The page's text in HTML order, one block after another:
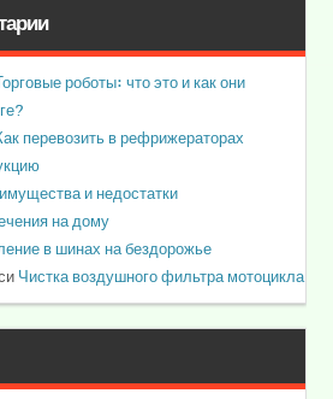
роботы: что это и как они
перевозить в рефрижераторах
и недостатки
на дому
в шинах на бездорожье
Чистка воздушного фильтра мотоцикла